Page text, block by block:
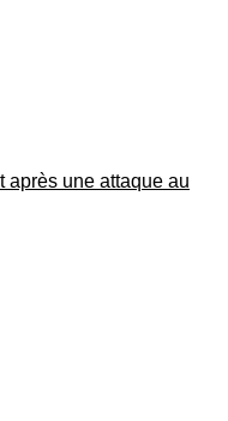
après une attaque au